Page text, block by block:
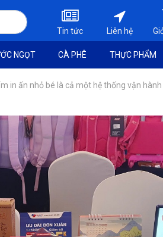
Tin tức Liên hệ
NGỌT CÀ PHÊ THỰC PHẨM
in ấn nhỏ bé là cả một hệ thống vận